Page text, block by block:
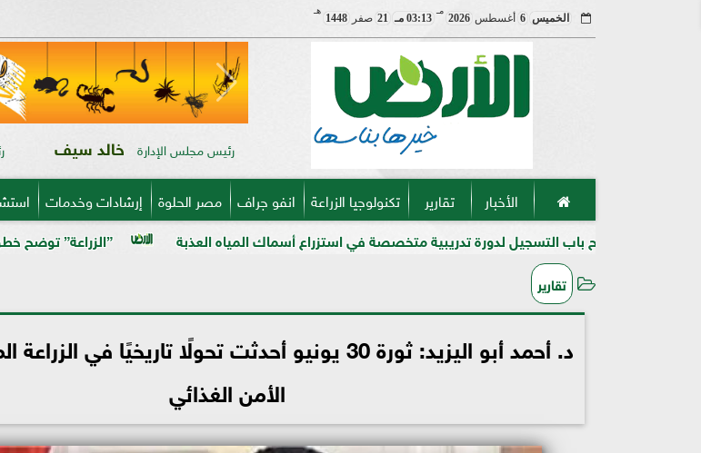
الخميس 6 أغسطس2026
مـ
03:13 مـ 21 صفر1448
هـ
رئيس مجلس الإدارة خالد سيف
الأخبار تقارير تكنولوجيا الزراعة انفو جراف مصر الحلوة إرشادات وخدمات
”الزراعة” توضح خطوات زراعة الأسطح التسجيل لدورة تدريبية متخصصة في استزراع أسماك المياه العذبة
تقارير
د. أحمد أبو اليزيد: ثورة 30 يونيو أحدثت تحولًا تاريخيًا في
الأمن الغذائي